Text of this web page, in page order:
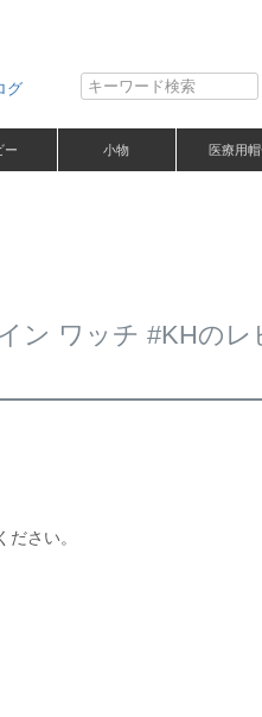
グ
ー 小物 医療用
ン ワッチ #KHのレ
さい。